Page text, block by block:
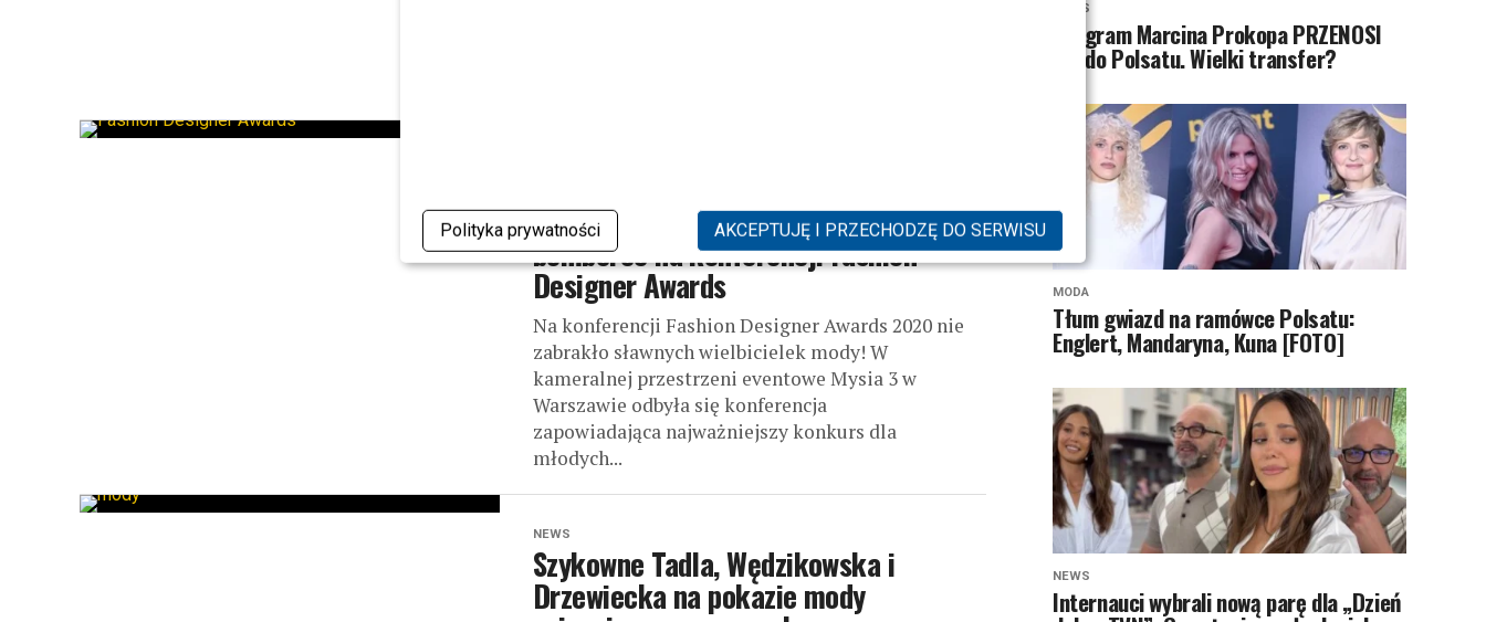
Polityka prywatności AKCEPTUJĘ I PRZECHODZĘ DO SERWISU
Więdłocha i Drzewiecka w złotej
bomberce na konferencji Fashion
Designer Awards
Na konferencji Fashion Designer Awards 2020 nie
zabrakło sławnych wielbicielek mody! W
kameralnej przestrzeni eventowe Mysia 3 w
Warszawie odbyła się konferencja
zapowiadająca najważniejszy konkurs dla
młodych...
NEWS
Szykowne Tadla, Wędzikowska i
Drzewiecka na pokazie mody
NEWS
Program Marcina Prokopa PRZENOSI
SIĘ do Polsatu. Wielki transfer?
MODA
Tłum gwiazd na ramówce Polsatu:
Englert, Mandaryna, Kuna [FOTO]
NEWS
Internauci wybrali nową parę dla „Dzień